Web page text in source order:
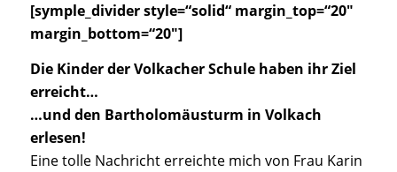
[symple_divider style=“solid“ margin_top=“20″
margin_bottom=“20″]
Die Kinder der Volkacher Schule haben ihr Ziel
erreicht…
…und den Bartholomäusturm in Volkach
erlesen!
Eine tolle Nachricht erreichte mich von Frau Karin